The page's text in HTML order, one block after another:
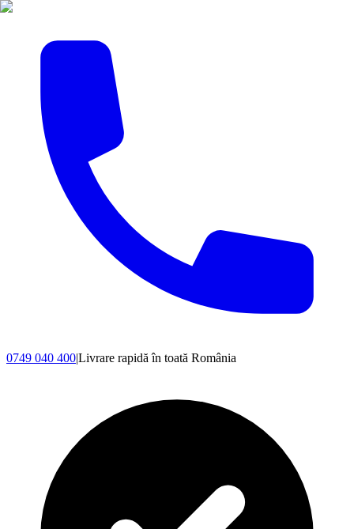
0749 040 400|Livrare rapidă în toată România